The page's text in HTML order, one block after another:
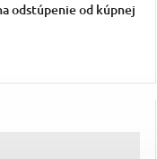
odstúpenie od kúpnej